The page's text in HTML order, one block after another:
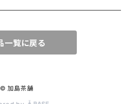
一覧に戻る
© 加島茶舗